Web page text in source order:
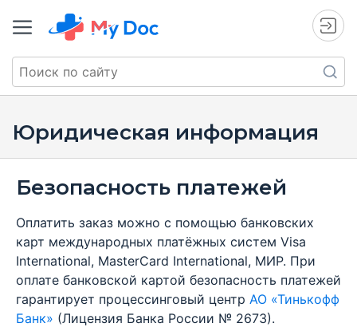
Юридическая информация
Безопасность платежей
Оплатить заказ можно с помощью банковских
карт международных платёжных систем Visa
International, MasterCard International, МИР. При
оплате банковской картой безопасность платежей
гарантирует процессинговый центр АО «Тинькофф
Банк» (Лицензия Банка России № 2673).